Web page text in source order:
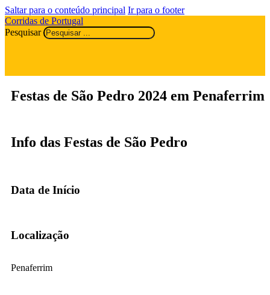
Saltar para o conteúdo principal Ir para o footer
Corridas de Portugal
Pesquisar
Festas de São Pedro 2024 em Penaferrim
Info das Festas de São Pedro
Data de Início
Localização
Penaferrim